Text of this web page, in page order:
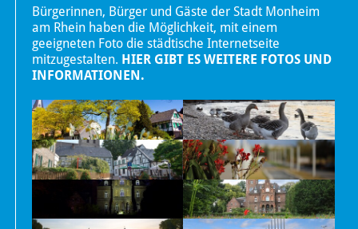
Bürgerinnen, Bürger und Gäste der Stadt Monheim
am Rhein haben die Möglichkeit, mit einem
geeigneten Foto die städtische Internetseite
mitzugestalten. HIER GIBT ES WEITERE FOTOS UND
INFORMATIONEN.